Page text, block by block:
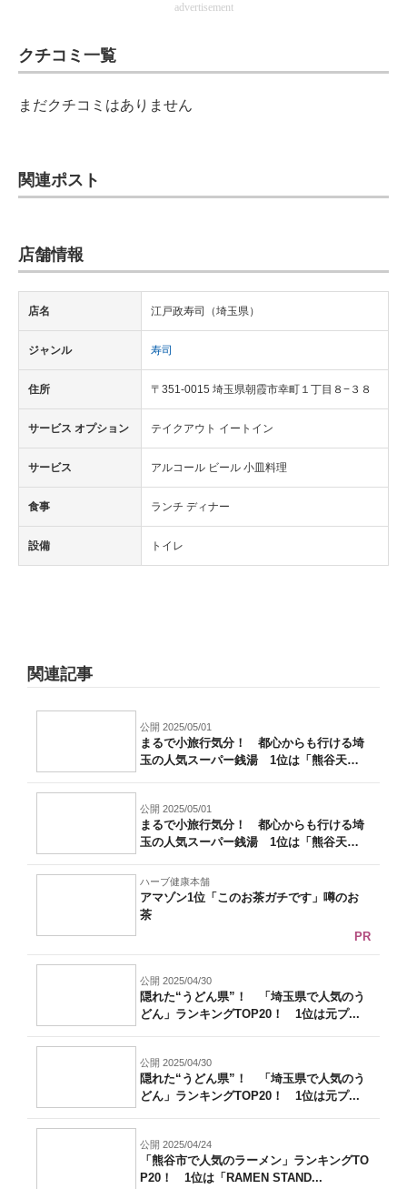
エレクトロニクス専門サイト
電子設計の基本と応用
ちょっと気になるネットの話題
advertisement
クチコミ一覧
まだクチコミはありません
関連ポスト
店舗情報
店名 江戸政寿司（埼玉県）
ジャンル 寿司
住所 〒351-0015 埼玉県朝霞市幸町１丁目８−３８
サービス オプション テイクアウト イートイン
サービス アルコール ビール 小皿料理
食事 ランチ ディナー
設備 トイレ
関連記事
公開 2025/05/01
まるで小旅行気分！ 都心からも行ける埼
玉の人気スーパー銭湯 1位は「熊谷天然
公開 2025/05/01
まるで小旅行気分！ 都心からも行ける埼
玉の人気スーパー銭湯 1位は「熊谷天然
ハーブ健康本舗
アマゾン1位「このお茶ガチです」噂のお
茶
PR
公開 2025/04/30
隠れた“うどん県”！ 「埼玉県で人気のう
どん」ランキングTOP20！ 1位は元プ...
公開 2025/04/30
隠れた“うどん県”！ 「埼玉県で人気のう
どん」ランキングTOP20！ 1位は元プ...
公開 2025/04/24
「熊谷市で人気のラーメン」ランキングTO
P20！ 1位は「RAMEN STAND...